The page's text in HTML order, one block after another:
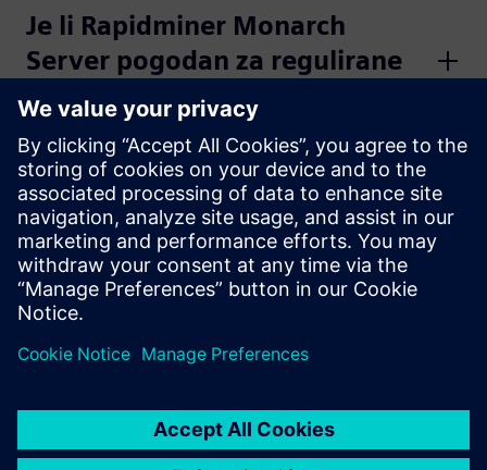
Je li Rapidminer Monarch
Server pogodan za regulirane
industrije?
Koji su uobičajeni slučajevi
upotrebe za Rapidminer
Monarch Server?